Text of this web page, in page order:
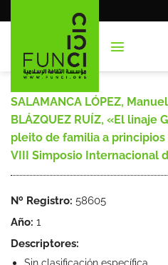
al
SALAMANCA LÓPEZ,
BLÁZQUEZ RUÍZ, «El linaje
pleito de familia a
VIII Simposio Internacional
Nº Registro: 58605
Año: 1
Descriptores: